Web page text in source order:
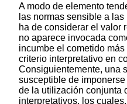
A modo de elemento
las normas sensible a
ha de considerar el valor
no aparece invocada
incumbe el cometido
criterio interpretativo en
Consiguientemente, una
susceptible de
de la utilización conjunta
interpretativos, los